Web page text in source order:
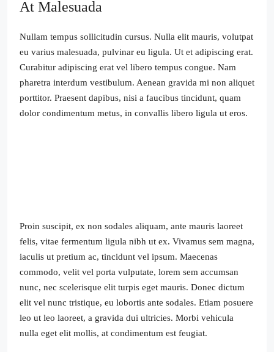
At Malesuada
Nullam tempus sollicitudin cursus. Nulla elit mauris, volutpat
eu varius malesuada, pulvinar eu ligula. Ut et adipiscing erat.
Curabitur adipiscing erat vel libero tempus congue. Nam
pharetra interdum vestibulum. Aenean gravida mi non aliquet
porttitor. Praesent dapibus, nisi a faucibus tincidunt, quam
dolor condimentum metus, in convallis libero ligula ut eros.
Proin suscipit, ex non sodales aliquam, ante mauris laoreet
felis, vitae fermentum ligula nibh ut ex. Vivamus sem magna,
iaculis ut pretium ac, tincidunt vel ipsum. Maecenas
commodo, velit vel porta vulputate, lorem sem accumsan
nunc, nec scelerisque elit turpis eget mauris. Donec dictum
elit vel nunc tristique, eu lobortis ante sodales. Etiam posuere
leo ut leo laoreet, a gravida dui ultricies. Morbi vehicula
nulla eget elit mollis, at condimentum est feugiat.